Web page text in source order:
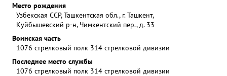
Место рождения
Узбекская ССР, Ташкентская обл., г. Ташкент,
Куйбышевский р-н, Чимкентский пер., д. 33
Воинская часть
1076 стрелковый полк 314 стрелковой дивизии
Последнее место службы
1076 стрелковый полк 314 стрелковой дивизии